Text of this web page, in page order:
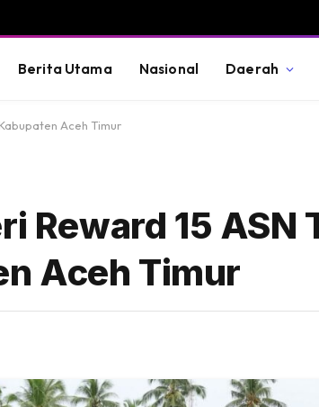
Berita Utama Nasional Daerah
Aceh Timur
Reward 15 ASN
Aceh Timur